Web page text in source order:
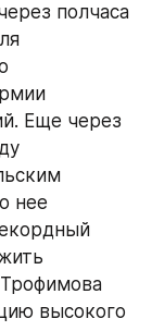
полчаса
Еще через
нее
высокого